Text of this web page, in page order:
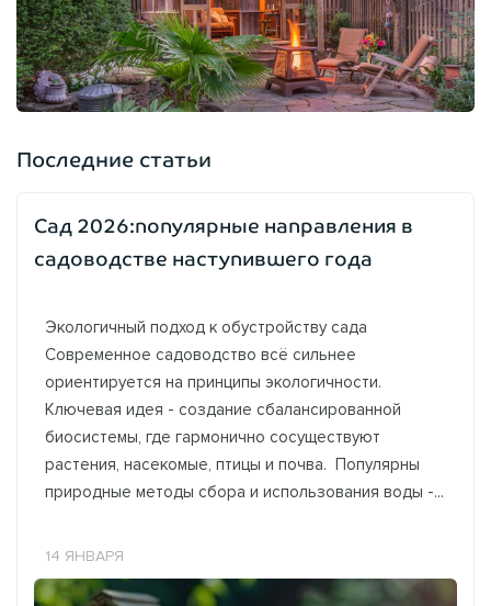
Последние статьи
Сад 2026:популярные направления в
садоводстве наступившего года
Экологичный подход к обустройству сада
Современное садоводство всё сильнее
ориентируется на принципы экологичности.
Ключевая идея - создание сбалансированной
биосистемы, где гармонично сосуществуют
растения, насекомые, птицы и почва. Популярны
природные методы сбора и использования воды -...
14 ЯНВАРЯ